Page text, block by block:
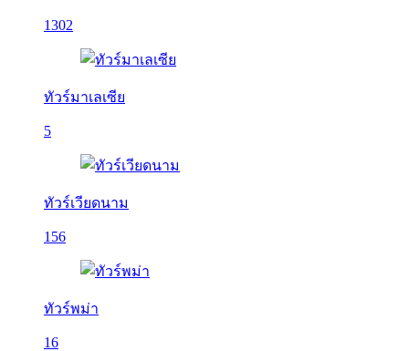
1302
ทัวร์มาเลเซีย
5
ทัวร์เวียดนาม
156
ทัวร์พม่า
16